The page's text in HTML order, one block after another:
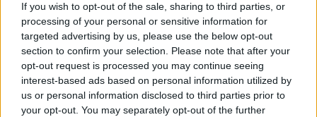
If you wish to opt-out of the sale, sharing to third parties, or
processing of your personal or sensitive information for
targeted advertising by us, please use the below opt-out
section to confirm your selection. Please note that after your
opt-out request is processed you may continue seeing
interest-based ads based on personal information utilized by
us or personal information disclosed to third parties prior to
your opt-out. You may separately opt-out of the further
μεταβολής της νομικής και πραγματικής
κατάστασης αυτού.
β)Η ως άνω απαγόρευση αφορά το πλοίο
LANA πρώην PEGAS και όχι το φορτίο
αυτού.